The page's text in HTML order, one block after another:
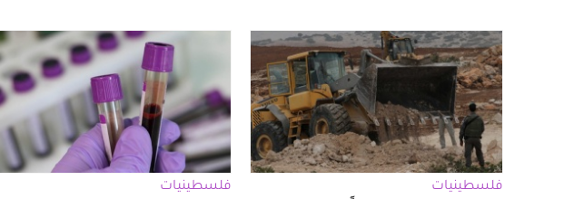
فلسطينيات فلسطينيات